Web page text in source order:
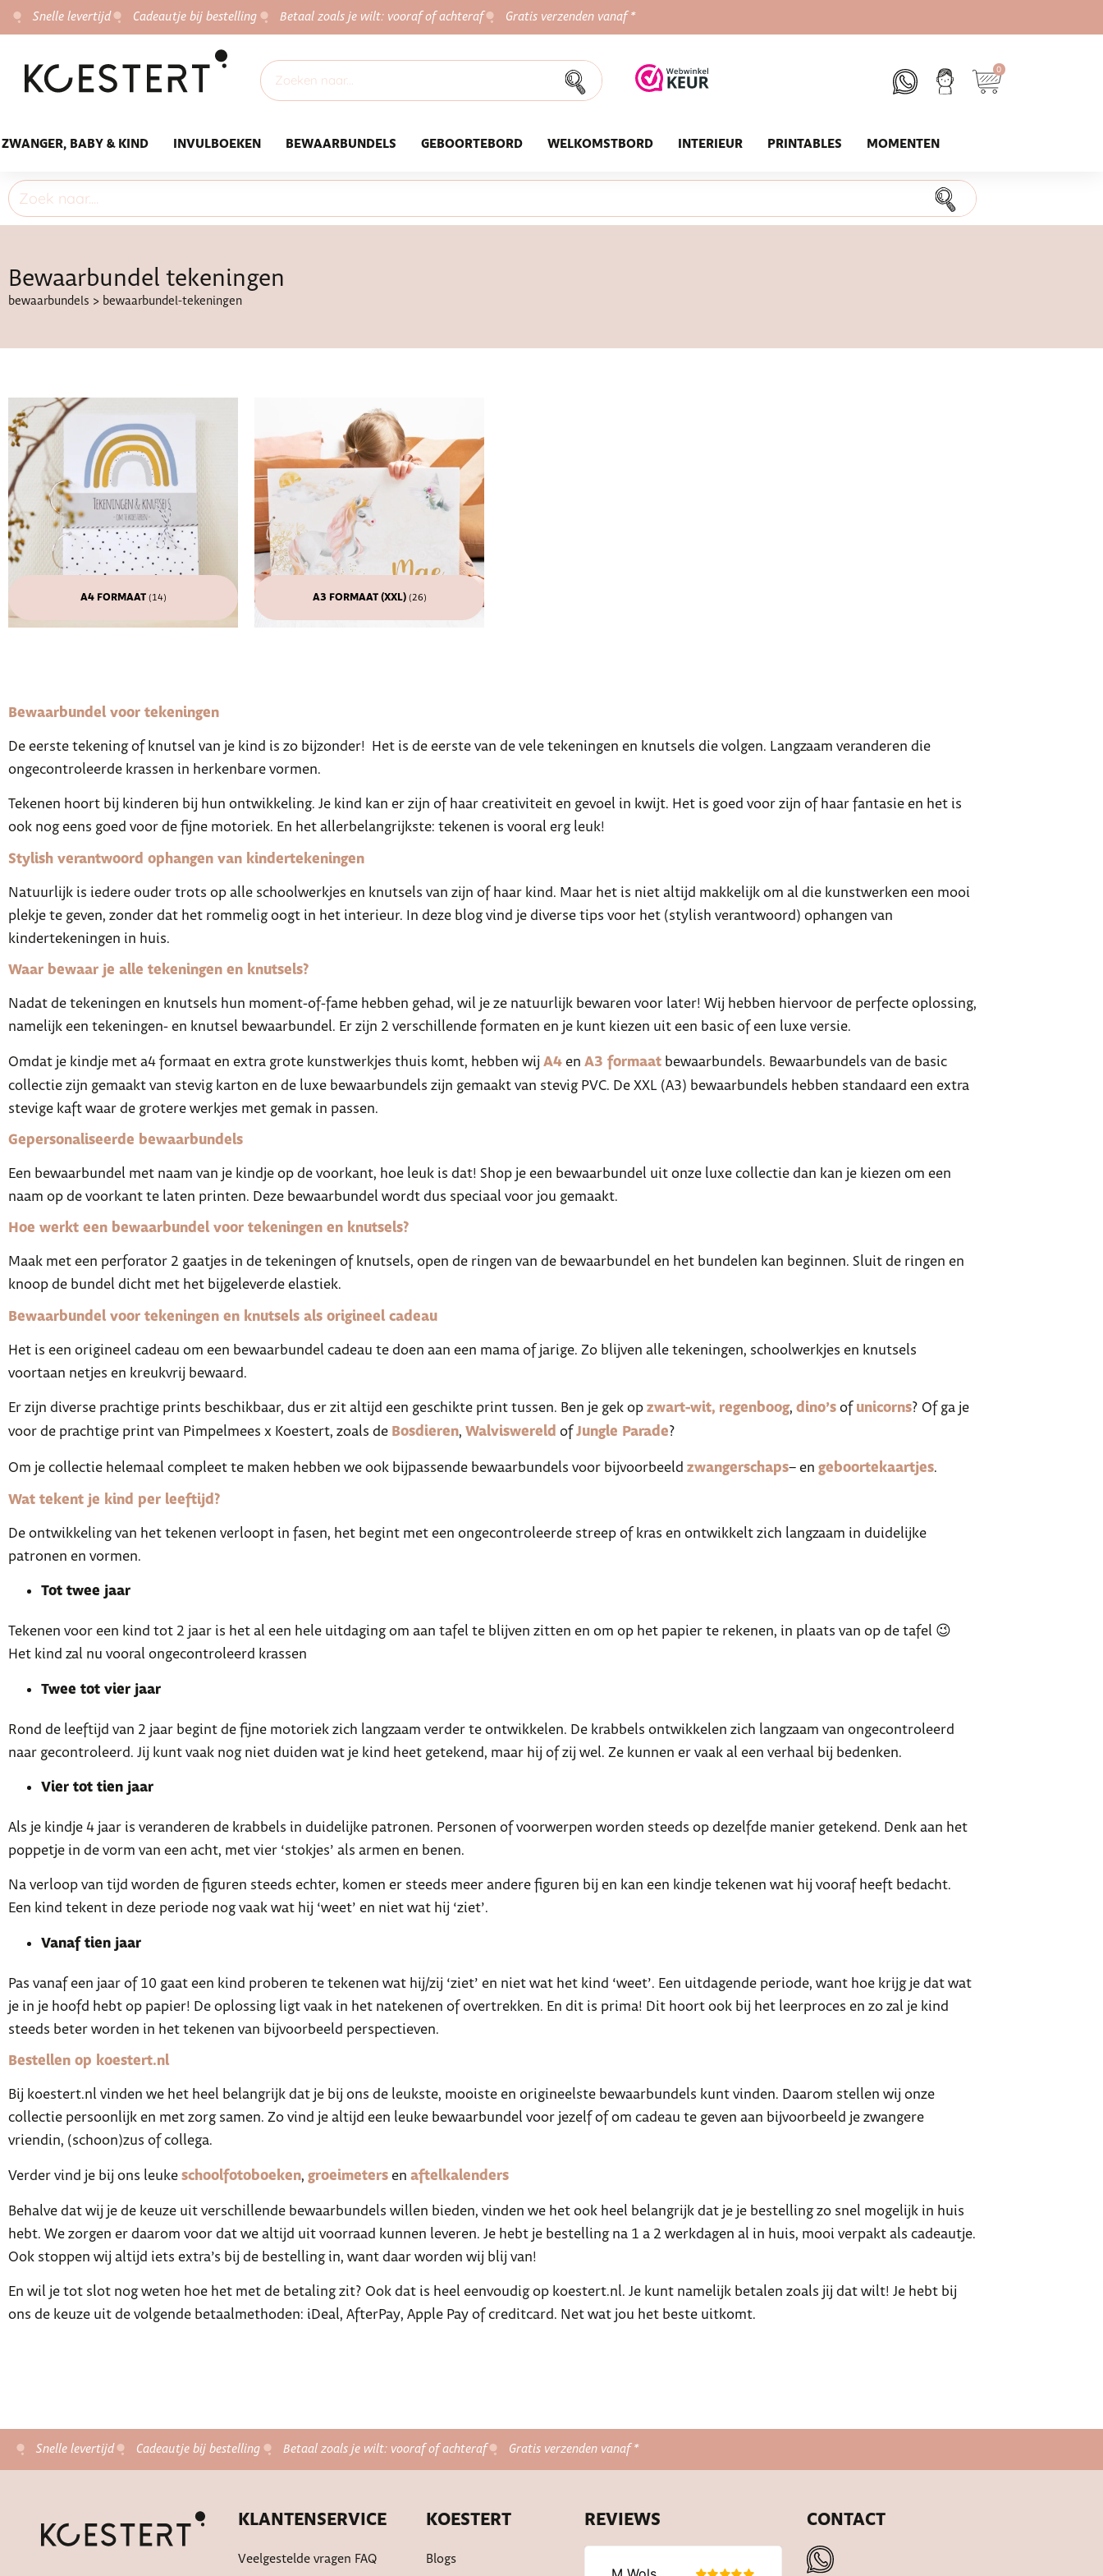
Snelle levertijd Cadeautje bij bestelling Betaal zoals je wilt: vooraf of achteraf Gratis verzenden vanaf *
0
ZWANGER, BABY & KIND INVULBOEKEN BEWAARBUNDELS GEBOORTEBORD WELKOMSTBORD INTERIEUR PRINTABLES MOMENTEN
Bewaarbundel tekeningen
bewaarbundels > bewaarbundel-tekeningen
A4 FORMAAT (14) A3 FORMAAT (XXL) (26)
Bewaarbundel voor tekeningen
De eerste tekening of knutsel van je kind is zo bijzonder! Het is de eerste van de vele tekeningen en knutsels die volgen. Langzaam veranderen die
ongecontroleerde krassen in herkenbare vormen.
Tekenen hoort bij kinderen bij hun ontwikkeling. Je kind kan er zijn of haar creativiteit en gevoel in kwijt. Het is goed voor zijn of haar fantasie en het is
ook nog eens goed voor de fijne motoriek. En het allerbelangrijkste: tekenen is vooral erg leuk!
Stylish verantwoord ophangen van kindertekeningen
Natuurlijk is iedere ouder trots op alle schoolwerkjes en knutsels van zijn of haar kind. Maar het is niet altijd makkelijk om al die kunstwerken een mooi
plekje te geven, zonder dat het rommelig oogt in het interieur. In deze blog vind je diverse tips voor het (stylish verantwoord) ophangen van
kindertekeningen in huis.
Waar bewaar je alle tekeningen en knutsels?
Nadat de tekeningen en knutsels hun moment-of-fame hebben gehad, wil je ze natuurlijk bewaren voor later! Wij hebben hiervoor de perfecte oplossing,
namelijk een tekeningen- en knutsel bewaarbundel. Er zijn 2 verschillende formaten en je kunt kiezen uit een basic of een luxe versie.
Omdat je kindje met a4 formaat en extra grote kunstwerkjes thuis komt, hebben wij A4en A3 formaat bewaarbundels. Bewaarbundels van de basic
collectie zijn gemaakt van stevig karton en de luxe bewaarbundels zijn gemaakt van stevig PVC. De XXL (A3) bewaarbundels hebben standaard een extra
stevige kaft waar de grotere werkjes met gemak in passen.
Gepersonaliseerde bewaarbundels
Een bewaarbundel met naam van je kindje op de voorkant, hoe leuk is dat! Shop je een bewaarbundel uit onze luxe collectie dan kan je kiezen om een
naam op de voorkant te laten printen. Deze bewaarbundel wordt dus speciaal voor jou gemaakt.
Hoe werkt een bewaarbundel voor tekeningen en knutsels?
Maak met een perforator 2 gaatjes in de tekeningen of knutsels, open de ringen van de bewaarbundel en het bundelen kan beginnen. Sluit de ringen en
knoop de bundel dicht met het bijgeleverde elastiek.
Bewaarbundel voor tekeningen en knutsels als origineel cadeau
Het is een origineel cadeau om een bewaarbundel cadeau te doen aan een mama of jarige. Zo blijven alle tekeningen, schoolwerkjes en knutsels
voortaan netjes en kreukvrij bewaard.
Er zijn diverse prachtige prints beschikbaar, dus er zit altijd een geschikte print tussen. Ben je gek opzwart-wit, regenboog, dino’sofunicorns? Of ga je
voor de prachtige print van Pimpelmees x Koestert, zoals de Bosdieren, Walviswereld ofJungle Parade?
Om je collectie helemaal compleet te maken hebben we ook bijpassende bewaarbundels voor bijvoorbeeld zwangerschaps– en geboortekaartjes.
Wat tekent je kind per leeftijd?
De ontwikkeling van het tekenen verloopt in fasen, het begint met een ongecontroleerde streep of kras en ontwikkelt zich langzaam in duidelijke
patronen en vormen.
Tot twee jaar
Tekenen voor een kind tot 2 jaar is het al een hele uitdaging om aan tafel te blijven zitten en om op het papier te rekenen, in plaats van op de tafel 😉
Het kind zal nu vooral ongecontroleerd krassen
Twee tot vier jaar
Rond de leeftijd van 2 jaar begint de fijne motoriek zich langzaam verder te ontwikkelen. De krabbels ontwikkelen zich langzaam van ongecontroleerd
naar gecontroleerd. Jij kunt vaak nog niet duiden wat je kind heet getekend, maar hij of zij wel. Ze kunnen er vaak al een verhaal bij bedenken.
Vier tot tien jaar
Als je kindje 4 jaar is veranderen de krabbels in duidelijke patronen. Personen of voorwerpen worden steeds op dezelfde manier getekend. Denk aan het
poppetje in de vorm van een acht, met vier ‘stokjes’ als armen en benen.
Na verloop van tijd worden de figuren steeds echter, komen er steeds meer andere figuren bij en kan een kindje tekenen wat hij vooraf heeft bedacht.
Een kind tekent in deze periode nog vaak wat hij ‘weet’ en niet wat hij ‘ziet’.
Vanaf tien jaar
Pas vanaf een jaar of 10 gaat een kind proberen te tekenen wat hij/zij ‘ziet’ en niet wat het kind ‘weet’. Een uitdagende periode, want hoe krijg je dat wat
je in je hoofd hebt op papier! De oplossing ligt vaak in het natekenen of overtrekken. En dit is prima! Dit hoort ook bij het leerproces en zo zal je kind
steeds beter worden in het tekenen van bijvoorbeeld perspectieven.
Bestellen op koestert.nl
Bij koestert.nl vinden we het heel belangrijk dat je bij ons de leukste, mooiste en origineelste bewaarbundels kunt vinden. Daarom stellen wij onze
collectie persoonlijk en met zorg samen. Zo vind je altijd een leuke bewaarbundel voor jezelf of om cadeau te geven aan bijvoorbeeld je zwangere
vriendin, (schoon)zus of collega.
Verder vind je bij ons leukeschoolfotoboeken, groeimetersen aftelkalenders
Behalve dat wij je de keuze uit verschillende bewaarbundels willen bieden, vinden we het ook heel belangrijk dat je je bestelling zo snel mogelijk in huis
hebt. We zorgen er daarom voor dat we altijd uit voorraad kunnen leveren. Je hebt je bestelling na 1 a 2 werkdagen al in huis, mooi verpakt als cadeautje.
Ook stoppen wij altijd iets extra’s bij de bestelling in, want daar worden wij blij van!
En wil je tot slot nog weten hoe het met de betaling zit? Ook dat is heel eenvoudig op koestert.nl. Je kunt namelijk betalen zoals jij dat wilt! Je hebt bij
ons de keuze uit de volgende betaalmethoden: iDeal, AfterPay, Apple Pay of creditcard. Net wat jou het beste uitkomt.
Snelle levertijd Cadeautje bij bestelling Betaal zoals je wilt: vooraf of achteraf Gratis verzenden vanaf *
KLANTENSERVICE
Veelgestelde vragen FAQ
KOESTERT
Blogs
REVIEWS CONTACT